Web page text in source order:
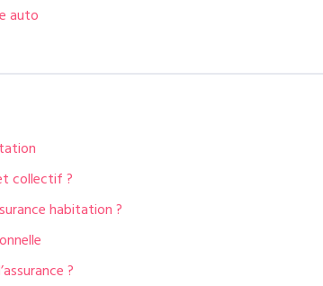
auto
collectif ?
habitation ?
?